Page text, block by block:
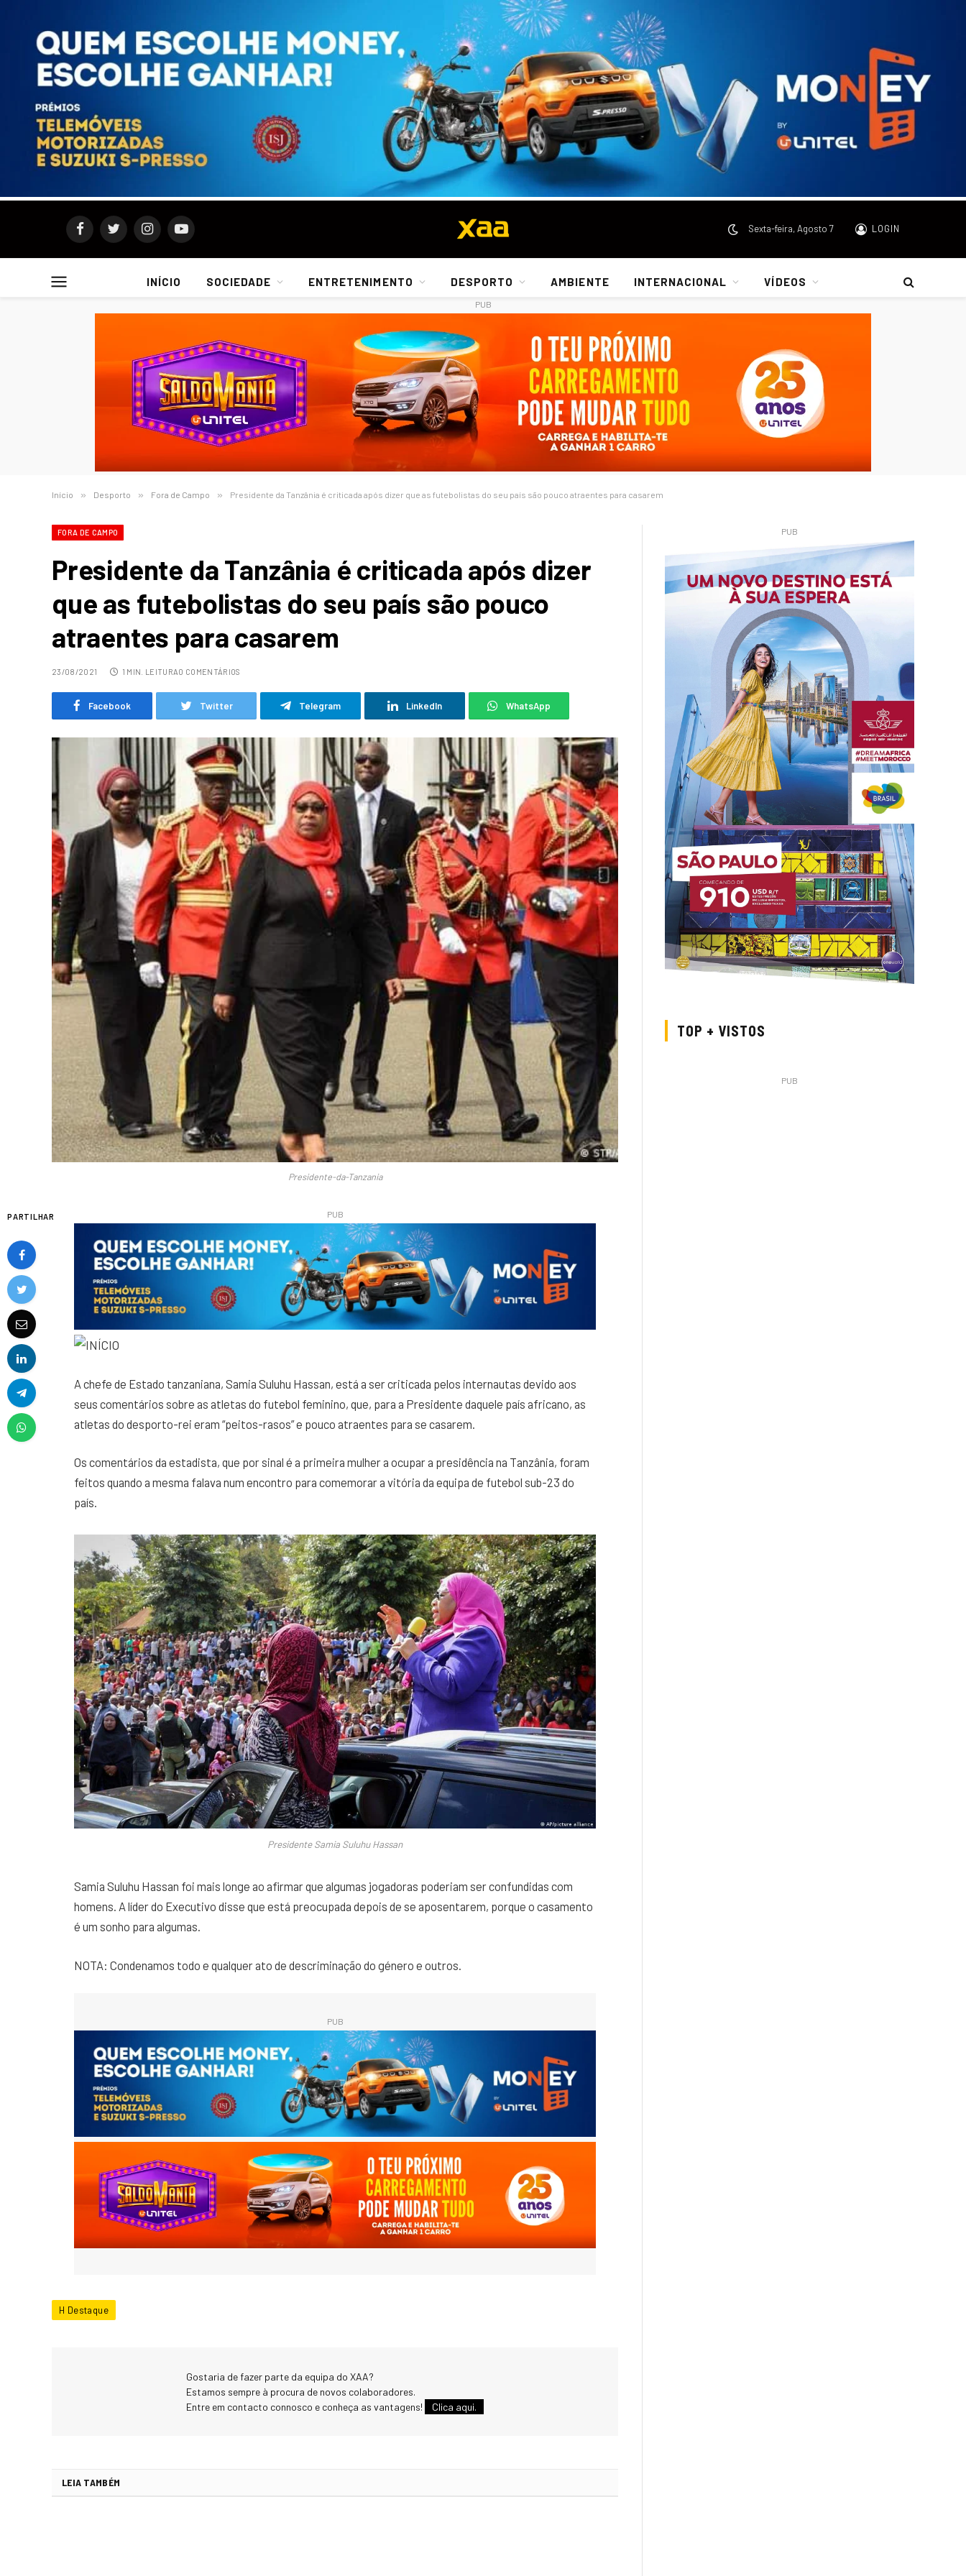
FacebookTwitterInstagramYouTube
Sexta-feira, Agosto 7 LOGIN
INÍCIO SOCIEDADE ENTRETENIMENTO DESPORTO AMBIENTE INTERNACIONAL VÍDEOS
PUB
Início » Desporto » Fora de Campo » Presidente da Tanzânia é criticada após dizer que as futebolistas do seu país são pouco atraentes para casarem
FORA DE CAMPO
Presidente da Tanzânia é criticada após dizer
que as futebolistas do seu país são pouco
atraentes para casarem
23/08/2021 1 MIN. LEITURA0 COMENTÁRIOS
Facebook Twitter Telegram LinkedIn WhatsApp
Presidente-da-Tanzania
PARTILHAR PUB
A chefe de Estado tanzaniana, Samia Suluhu Hassan, está a ser criticada pelos internautas devido aos
seus comentários sobre as atletas do futebol feminino, que, para a Presidente daquele país africano, as
atletas do desporto-rei eram “peitos-rasos” e pouco atraentes para se casarem.
Os comentários da estadista, que por sinal é a primeira mulher a ocupar a presidência na Tanzânia, foram
feitos quando a mesma falava num encontro para comemorar a vitória da equipa de futebol sub-23 do
país.
Presidente Samia Suluhu Hassan
Samia Suluhu Hassan foi mais longe ao afirmar que algumas jogadoras poderiam ser confundidas com
homens. A líder do Executivo disse que está preocupada depois de se aposentarem, porque o casamento
é um sonho para algumas.
NOTA: Condenamos todo e qualquer ato de descriminação do género e outros.
PUB
H Destaque
Gostaria de fazer parte da equipa do XAA?
Estamos sempre à procura de novos colaboradores.
Entre em contacto connosco e conheça as vantagens!
Clica aqui.
LEIA TAMBÉM
PUB
TOP + VISTOS
PUB